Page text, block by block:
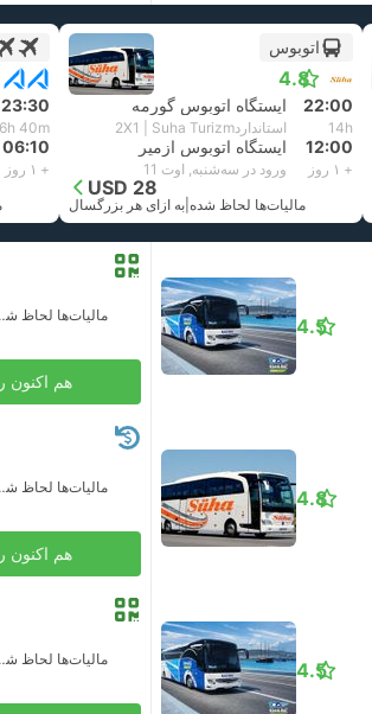
اتوبوس
4.8
22:00 ایستگاه اتوبوس گورمه
14h استاندارد2X1 | Suha Turizm
12:00 ایستگاه اتوبوس ازمیر
+ ۱ روز ورود در سه‌شنبه, اوت 11
USD 28
مالیات‌ها لحاظ شده به ازای هر بزرگسال
23:30
6h 40m
06:10
+ ۱ روز
4.5
هم اکنون
4.8
هم اکنون
4.5